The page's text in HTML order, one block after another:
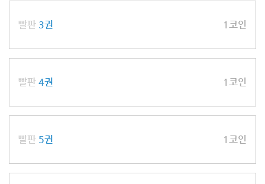
빨판 3권 1코인
빨판 4권 1코인
빨판 5권 1코인